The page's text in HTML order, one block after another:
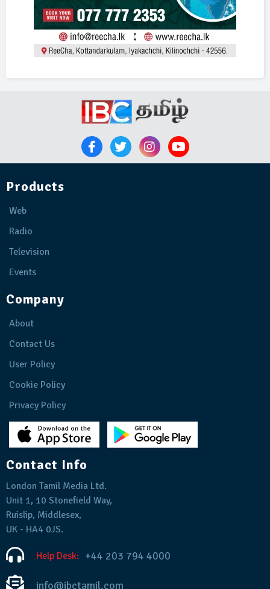
Products
Web
Radio
Television
Events
Company
About
Contact Us
User Policy
Cookie Policy
Privacy Policy
Contact Info
London Tamil Media Ltd.
Unit 1, 10 Stonefield Way,
Ruislip, Middlesex,
UK - HA4 0JS.
Help Desk: +44 203 794 4000
info@ibctamil.com